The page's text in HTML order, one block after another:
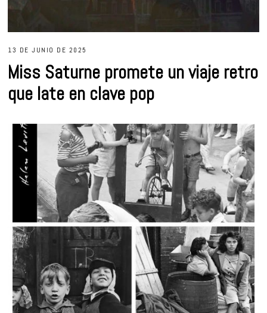
13 DE JUNIO DE 2025
Miss Saturne promete un viaje retro
que late en clave pop